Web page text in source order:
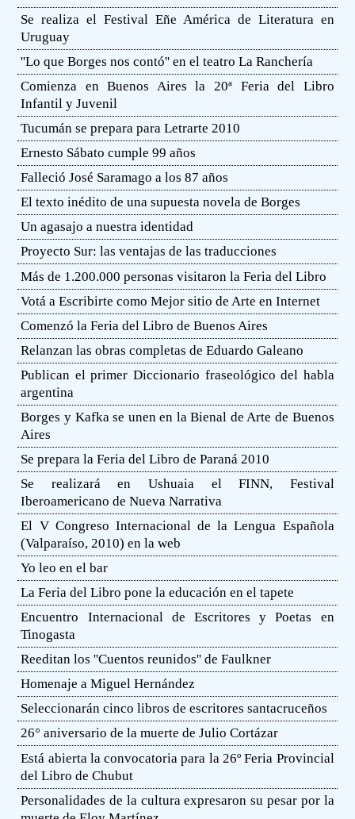
Se realiza el Festival Eñe América de Literatura en
Uruguay
''Lo que Borges nos contó'' en el teatro La Ranchería
Comienza en Buenos Aires la 20ª Feria del Libro
Infantil y Juvenil
Tucumán se prepara para Letrarte 2010
Ernesto Sábato cumple 99 años
Falleció José Saramago a los 87 años
El texto inédito de una supuesta novela de Borges
Un agasajo a nuestra identidad
Proyecto Sur: las ventajas de las traducciones
Más de 1.200.000 personas visitaron la Feria del Libro
Votá a Escribirte como Mejor sitio de Arte en Internet
Comenzó la Feria del Libro de Buenos Aires
Relanzan las obras completas de Eduardo Galeano
Publican el primer Diccionario fraseológico del habla
argentina
Borges y Kafka se unen en la Bienal de Arte de Buenos
Aires
Se prepara la Feria del Libro de Paraná 2010
Se realizará en Ushuaia el FINN, Festival
Iberoamericano de Nueva Narrativa
El V Congreso Internacional de la Lengua Española
(Valparaíso, 2010) en la web
Yo leo en el bar
La Feria del Libro pone la educación en el tapete
Encuentro Internacional de Escritores y Poetas en
Tinogasta
Reeditan los ''Cuentos reunidos'' de Faulkner
Homenaje a Miguel Hernández
Seleccionarán cinco libros de escritores santacruceños
26° aniversario de la muerte de Julio Cortázar
Está abierta la convocatoria para la 26º Feria Provincial
del Libro de Chubut
Personalidades de la cultura expresaron su pesar por la